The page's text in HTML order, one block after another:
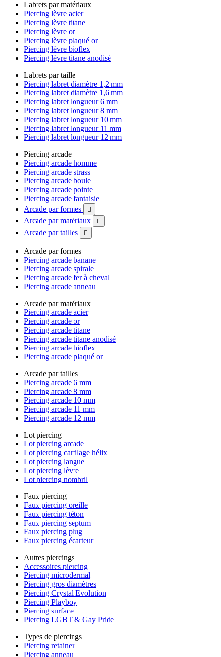
Labrets par matériaux
Piercing lèvre acier
Piercing lèvre titane
Piercing lèvre or
Piercing lèvre plaqué or
Piercing lèvre bioflex
Piercing lèvre titane anodisé
Labrets par taille
Piercing labret diamètre 1,2 mm
Piercing labret diamètre 1,6 mm
Piercing labret longueur 6 mm
Piercing labret longueur 8 mm
Piercing labret longueur 10 mm
Piercing labret longueur 11 mm
Piercing labret longueur 12 mm
Piercing arcade
Piercing arcade homme
Piercing arcade strass
Piercing arcade boule
Piercing arcade pointe
Piercing arcade fantaisie
Arcade par formes

Arcade par matériaux 
Arcade par tailles 
Arcade par formes
Piercing arcade banane
Piercing arcade spirale
Piercing arcade fer à cheval
Piercing arcade anneau
Arcade par matériaux
Piercing arcade acier
Piercing arcade or
Piercing arcade titane
Piercing arcade titane anodisé
Piercing arcade bioflex
Piercing arcade plaqué or
Arcade par tailles
Piercing arcade 6 mm
Piercing arcade 8 mm
Piercing arcade 10 mm
Piercing arcade 11 mm
Piercing arcade 12 mm
Lot piercing
Lot piercing arcade
Lot piercing cartilage hélix
Lot piercing langue
Lot piercing lèvre
Lot piercing nombril
Faux piercing
Faux piercing oreille
Faux piercing téton
Faux piercing septum
Faux piercing plug
Faux piercing écarteur
Autres piercings
Accessoires piercing
Piercing microdermal
Piercing gros diamètres
Piercing Crystal Evolution
Piercing Playboy
Piercing surface
Piercing LGBT & Gay Pride
Types de piercings
Piercing retainer
Piercing anneau